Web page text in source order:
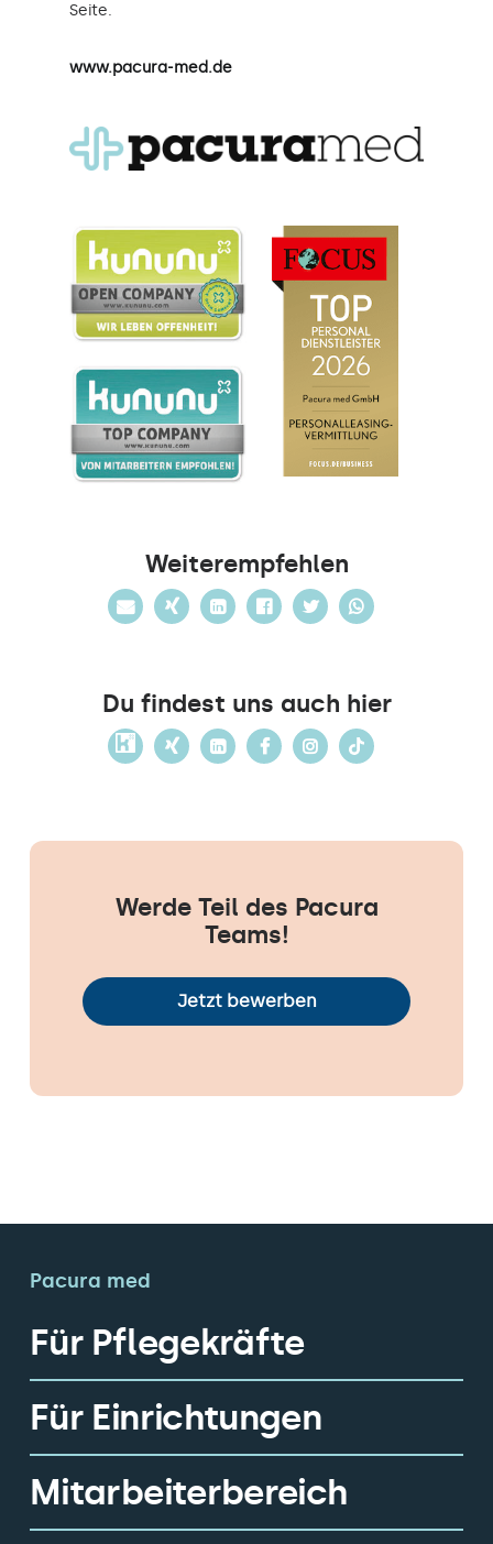
Seite.
www.pacura-med.de
Weiterempfehlen
Du findest uns auch hier
Werde Teil des Pacura
Teams!
Jetzt bewerben
Pacura med
Für Pflegekräfte
Für Einrichtungen
Mitarbeiterbereich